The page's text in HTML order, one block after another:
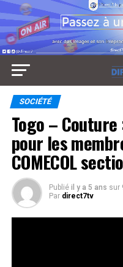
SOCIÉTÉ
Togo –
pour les
COMECOL
Publié il y a 5 ans sur
Par direct7tv